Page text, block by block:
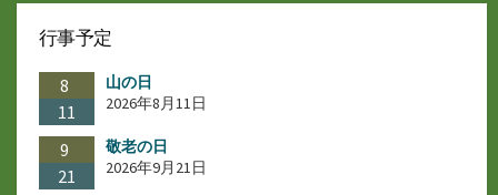
行事予定
8
11
山の日
2026年8月11日
9
21
敬老の日
2026年9月21日